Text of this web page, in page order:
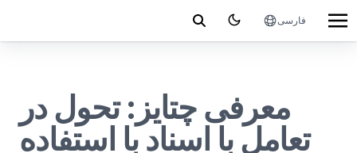
فارسی
معرفی چتایز: تحول در
تعامل با اسناد با استفاده